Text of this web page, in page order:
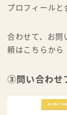
プロフィールと
合わせて、お問
頼はこちらから
③問い合わせ